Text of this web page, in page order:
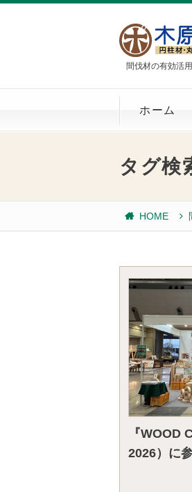
間伐材の有効活
ホーム
タグ検
HOME
『WOOD
2026）に